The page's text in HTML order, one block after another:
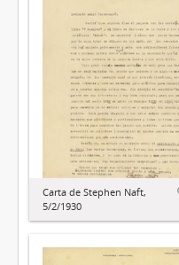
Carta de Stephen Naft,
5/2/1930